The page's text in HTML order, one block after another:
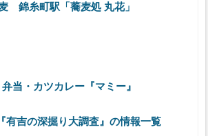
錦糸町駅「蕎麦処 丸花」
当・カツカレー『マミー』
有吉の深掘り大調査』の情報一覧